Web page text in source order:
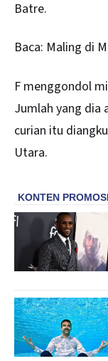
Batre.
Baca: Maling di
F menggondol
Jumlah yang dia
curian itu
Utara.